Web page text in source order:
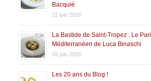
Bacquié
22 juin 2026
La Bastide de Saint-Tropez : Le Pari
Méditerranéen de Luca Binaschi
16 juin 2026
Les 20 ans du Blog !